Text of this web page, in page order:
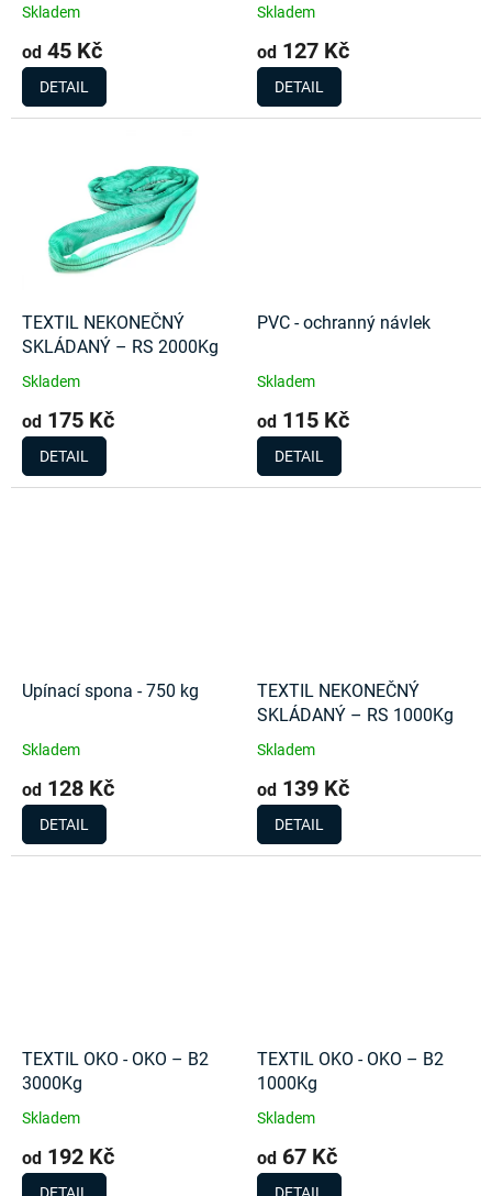
Skladem
od 45 Kč
DETAIL
Skladem
od 127 Kč
DETAIL
TEXTIL NEKONEČNÝ
SKLÁDANÝ – RS 2000Kg
Skladem
od 175 Kč
DETAIL
PVC - ochranný návlek
Skladem
od 115 Kč
DETAIL
Upínací spona - 750 kg
Skladem
od 128 Kč
DETAIL
TEXTIL NEKONEČNÝ
SKLÁDANÝ – RS 1000Kg
Skladem
od 139 Kč
DETAIL
TEXTIL OKO - OKO – B2
3000Kg
Skladem
od 192 Kč
TEXTIL OKO - OKO – B2
1000Kg
Skladem
od 67 Kč